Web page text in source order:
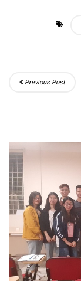
Previous Post